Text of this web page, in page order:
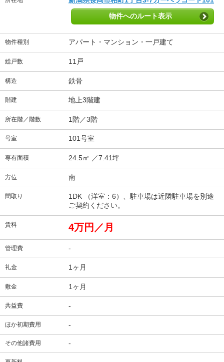
物件へのルート表示
物件種別 アパート・マンション・一戸建て
総戸数 11戸
構造 鉄骨
階建 地上3階建
所在階／階数 1階／3階
号室 101号室
専有面積 24.5㎡ ／7.41坪
方位 南
間取り
1DK （洋室：6）、駐車場は近隣駐車場を別途
ご契約ください。
賃料 4万円／月
管理費 -
礼金 1ヶ月
敷金 1ヶ月
共益費 -
ほか初期費用 -
その他諸費用 -